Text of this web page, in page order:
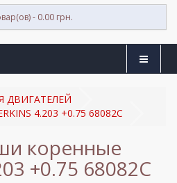
- 0.00 грн.
ДВИГАТЕЛЕЙ
4.203 +0.75 68082C
коренные
+0.75 68082C